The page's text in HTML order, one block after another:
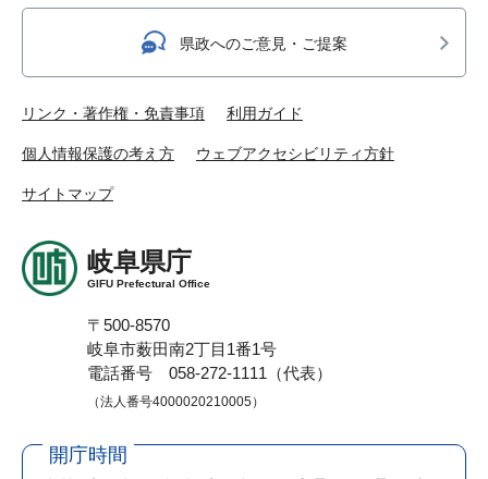
県政へのご意見・ご提案
リンク・著作権・免責事項 利用ガイド
個人情報保護の考え方 ウェブアクセシビリティ方針
サイトマップ
岐阜県庁
GIFU Prefectural Office
〒500-8570
岐阜市薮田南2丁目1番1号
電話番号 058-272-1111（代表）
（法人番号4000020210005）
開庁時間